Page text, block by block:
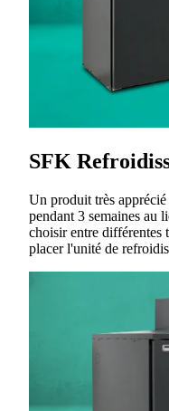
SFK
Un produit très apprécié
pendant 3 semaines au
choisir entre différentes
placer l'unité de